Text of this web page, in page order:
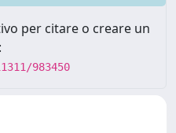
per citare o creare un
983450